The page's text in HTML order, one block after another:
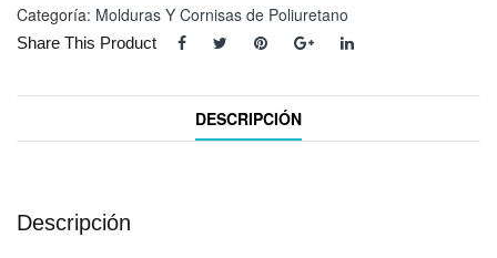
Categoría: Molduras Y Cornisas de Poliuretano
Share This Product
DESCRIPCIÓN
Descripción